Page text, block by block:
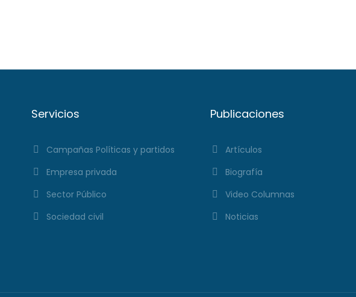
Servicios
Campañas Políticas y partidos
Empresa privada
Sector Público
Sociedad civil
Publicaciones
Artículos
Biografía
Video Columnas
Noticias